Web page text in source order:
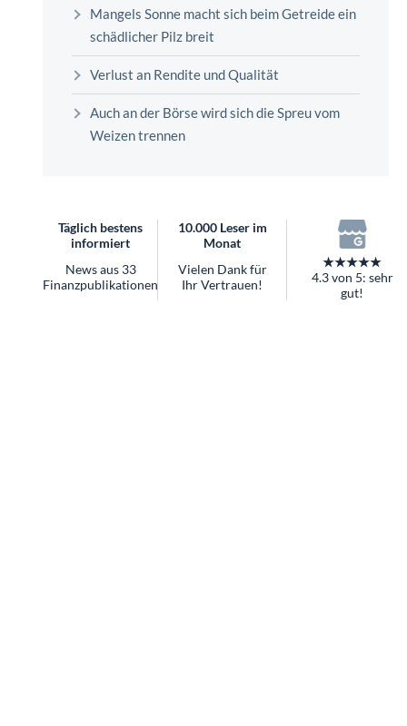
Worauf Sie bei ETFs achten sollten
Mangels Sonne macht sich beim Getreide ein
schädlicher Pilz breit
Verlust an Rendite und Qualität
Auch an der Börse wird sich die Spreu vom
Weizen trennen
Täglich bestens
informiert
News aus 33
Finanzpublikationen
10.000 Leser im
Monat
Vielen Dank für
Ihr Vertrauen!
★★★★★
4.3 von 5: sehr
gut!